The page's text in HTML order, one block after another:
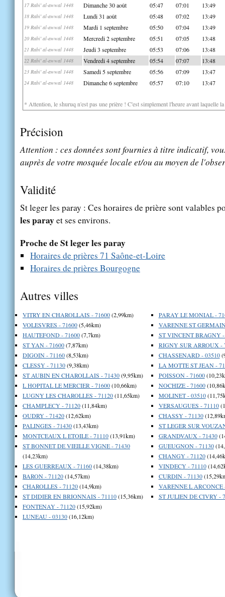
17 Rabi' al-awwal 1448 Dimanche 30 août 05:47 07:01 13:49
18 Rabi' al-awwal 1448 Lundi 31 août 05:48 07:02 13:49
19 Rabi' al-awwal 1448 Mardi 1 septembre 05:50 07:04 13:49
20 Rabi' al-awwal 1448 Mercredi 2 septembre 05:51 07:05 13:48
21 Rabi' al-awwal 1448 Jeudi 3 septembre 05:53 07:06 13:48
22 Rabi' al-awwal 1448 Vendredi 4 septembre 05:54 07:07 13:48
23 Rabi' al-awwal 1448 Samedi 5 septembre 05:56 07:09 13:47
24 Rabi' al-awwal 1448 Dimanche 6 septembre 05:57 07:10 13:47
* Attention, le shuruq n'est pas une prière ! C'est simplement l'heure avant laquelle
Précision
Attention : ces données sont fournies à titre indicatif,
auprès de votre mosquée locale et/ou au moyen de
Validité
St leger les paray : Ces horaires de prière sont valables
les parayet ses environs.
Proche de St leger les paray
Horaires de prières 71 Saône-et-Loire
Horaires de prières Bourgogne
Autres villes
VITRY EN CHAROLLAIS - 71600(2,99km)
VOLESVRES - 71600(5,46km)
HAUTEFOND - 71600(7,7km)
ST YAN - 71600(7,87km)
DIGOIN - 71160(8,53km)
CLESSY - 71130(9,38km)
ST AUBIN EN CHAROLLAIS - 71430(9,95km)
L HOPITAL LE MERCIER - 71600(10,66km)
LUGNY LES CHAROLLES - 71120(11,65km)
CHAMPLECY - 71120(11,84km)
OUDRY - 71420(12,62km)
PALINGES - 71430(13,43km)
MONTCEAUX L ETOILE - 71110(13,91km)
ST BONNET DE VIEILLE VIGNE - 71430
(14,23km)
LES GUERREAUX - 71160(14,38km)
BARON - 71120(14,57km)
CHAROLLES - 71120(14,9km)
ST DIDIER EN BRIONNAIS - 71110(15,36km)
FONTENAY - 71120(15,92km)
LUNEAU - 03130(16,12km)
PARAY LE MONIAL -
VARENNE ST
ST VINCENT BRAGNY -
RIGNY SUR ARROUX -
CHASSENARD - 03510
LA MOTTE ST JEAN -
POISSON - 71600
NOCHIZE - 71600
MOLINET - 03510
VERSAUGUES - 71110
CHASSY - 71130
ST LEGER SUR
GRANDVAUX - 71430
GUEUGNON - 71130
CHANGY - 71120
VINDECY - 71110
CURDIN - 71130
VARENNE L ARCONCE
ST JULIEN DE CIVRY -